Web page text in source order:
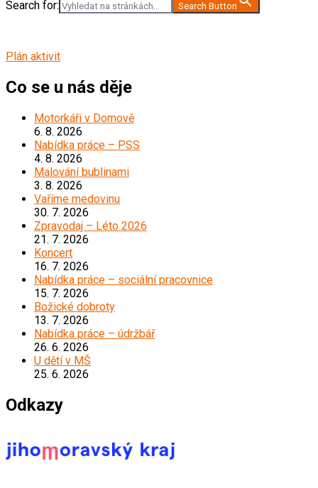
Search for: Search Button
Plán aktivit
Co se u nás děje
Motorkáři v Domově
6. 8. 2026
Nabídka práce – PSS
4. 8. 2026
Malování bublinami
3. 8. 2026
Vaříme medovinu
30. 7. 2026
Zpravodaj – Léto 2026
21. 7. 2026
Koncert
16. 7. 2026
Nabídka práce – sociální pracovnice
15. 7. 2026
Božické dobroty
13. 7. 2026
Nabídka práce – údržbář
26. 6. 2026
U dětí v MŠ
25. 6. 2026
Odkazy